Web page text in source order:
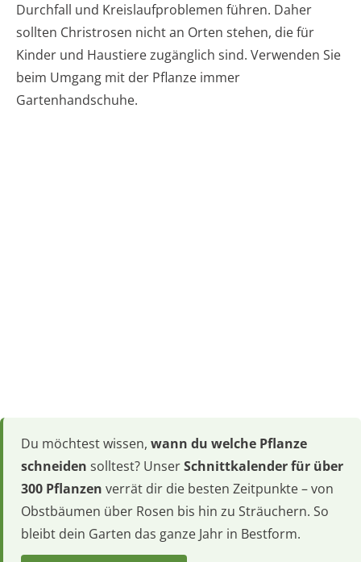
Durchfall und Kreislaufproblemen führen. Daher
sollten Christrosen nicht an Orten stehen, die für
Kinder und Haustiere zugänglich sind. Verwenden Sie
beim Umgang mit der Pflanze immer
Gartenhandschuhe.
Du möchtest wissen, wann du welche Pflanze
schneiden solltest? UnserSchnittkalender für über
300 Pflanzen verrät dir die besten Zeitpunkte – von
Obstbäumen über Rosen bis hin zu Sträuchern. So
bleibt dein Garten das ganze Jahr in Bestform.